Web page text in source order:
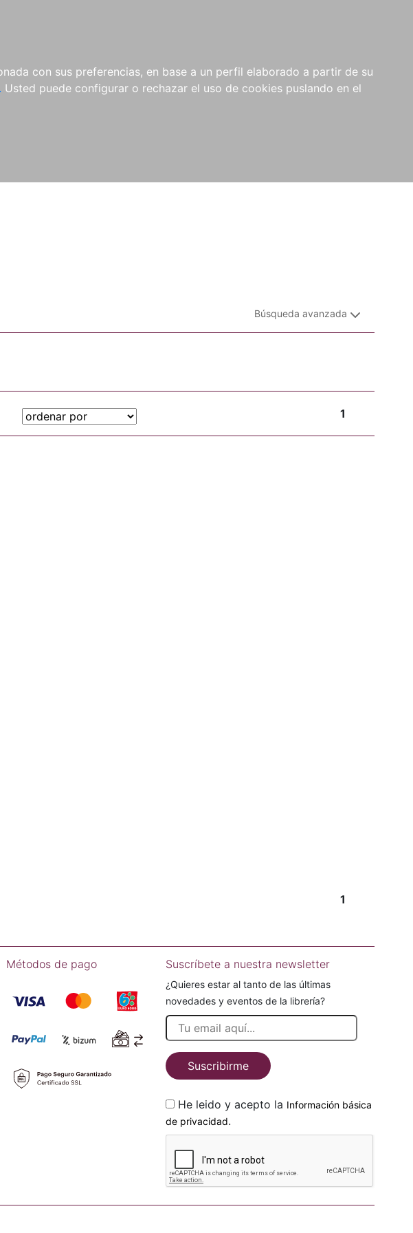
con sus preferencias, en base a un perfil elaborado a partir de su
Usted puede configurar o rechazar el uso de cookies puslando en el
NOVEDADES NOTICIAS
COMPRAS
INSTITUCIONALES
Búsqueda avanzada
1
1
Métodos de pago Suscríbete a nuestra newsletter
¿Quieres estar al tanto de las últimas
novedades y eventos de la librería?
Suscribirme
He leido y acepto la Información básica
de privacidad.